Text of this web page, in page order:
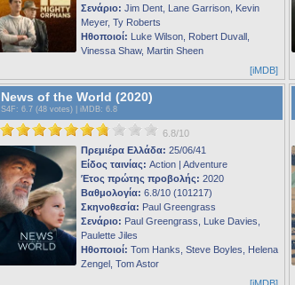
Σενάριο: Jim Dent, Lane Garrison, Kevin
Meyer, Ty Roberts
Ηθοποιοί: Luke Wilson, Robert Duvall,
Vinessa Shaw, Martin Sheen
[iMDB]
News of the World (2020)
S4F : 6.7 (48 votes) | iMDB: 6.8
6.8/10
Πρεμιέρα Ελλάδα: 25/06/41
Είδος ταινίας: Action | Adventure
Έτος πρώτης προβολής: 2020
Βαθμολογία: 6.8/10 (101217)
Σκηνοθεσία: Paul Greengrass
Σενάριο: Paul Greengrass, Luke Davies,
Paulette Jiles
Ηθοποιοί: Tom Hanks, Steve Boyles, Helena
Zengel, Tom Astor